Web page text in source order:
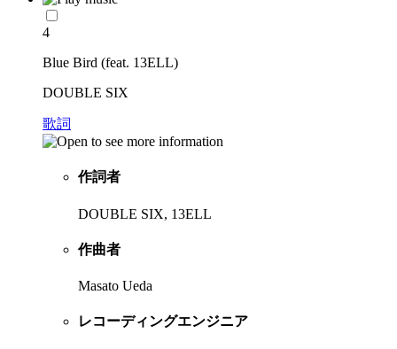
4
Blue Bird (feat. 13ELL)
DOUBLE SIX
歌詞
作詞者
DOUBLE SIX, 13ELL
作曲者
Masato Ueda
レコーディングエンジニア